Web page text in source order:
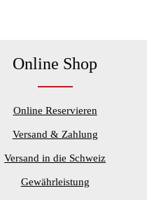
Online Shop
Online Reservieren
Versand & Zahlung
Versand in die Schweiz
Gewährleistung